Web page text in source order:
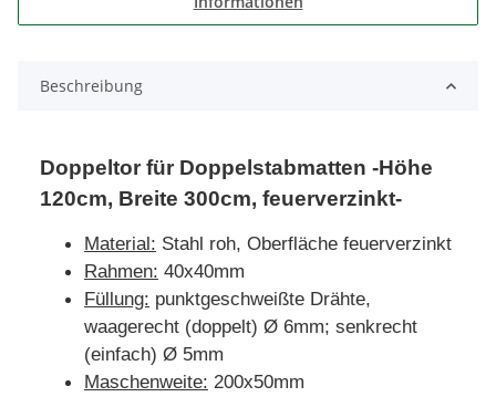
Beschreibung
Doppeltor für Doppelstabmatten -Höhe
120cm, Breite 300cm, feuerverzinkt-
Material: Stahl roh, Oberfläche feuerverzinkt
Rahmen: 40x40mm
Füllung: punktgeschweißte Drähte,
waagerecht (doppelt) Ø 6mm; senkrecht
(einfach) Ø 5mm
Maschenweite: 200x50mm